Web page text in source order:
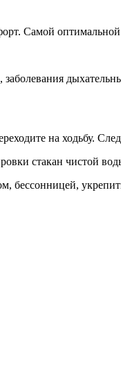
Самой
на ходьбу.
стакан чистой